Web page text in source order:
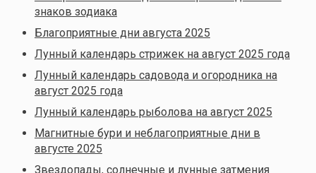
знаков зодиака
Благоприятные дни августа 2025
Лунный календарь стрижек на август 2025 года
Лунный календарь садовода и огородника на
август 2025 года
Лунный календарь рыболова на август 2025
Магнитные бури и неблагоприятные дни в
августе 2025
Звездопады, солнечные и лунные затмения